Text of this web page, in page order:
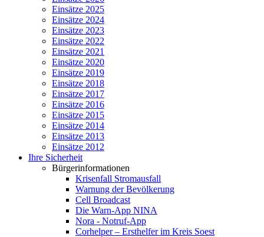
Einsätze 2025
Einsätze 2024
Einsätze 2023
Einsätze 2022
Einsätze 2021
Einsätze 2020
Einsätze 2019
Einsätze 2018
Einsätze 2017
Einsätze 2016
Einsätze 2015
Einsätze 2014
Einsätze 2013
Einsätze 2012
Ihre Sicherheit
Bürgerinformationen
Krisenfall Stromausfall
Warnung der Bevölkerung
Cell Broadcast
Die Warn-App NINA
Nora - Notruf-App
Corhelper – Ersthelfer im Kreis Soest